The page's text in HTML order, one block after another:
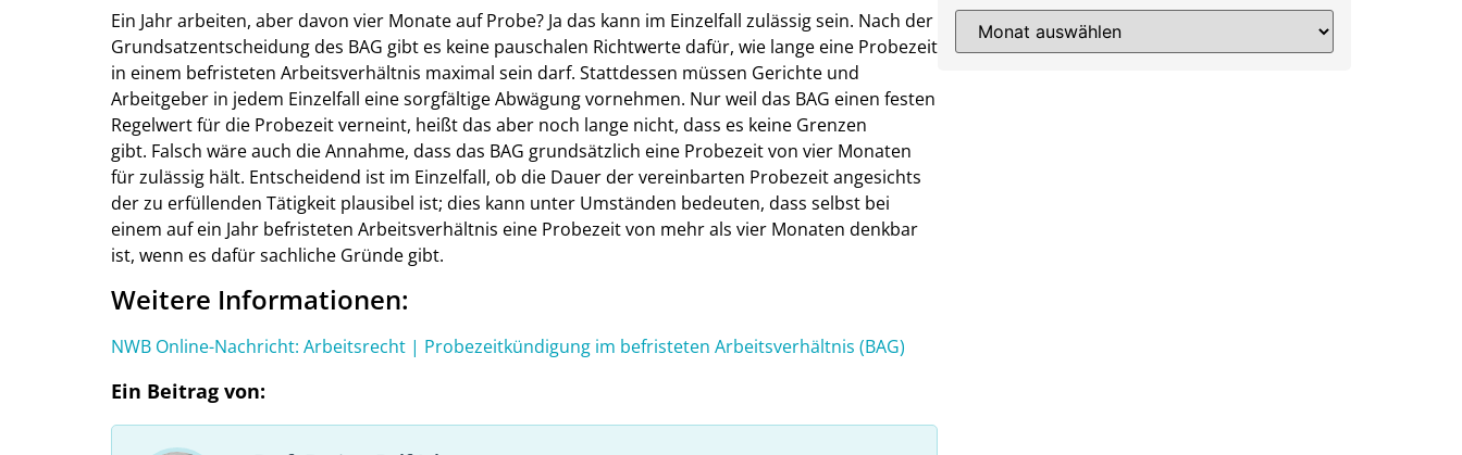
Ein Jahr arbeiten, aber davon vier Monate auf Probe? Ja das kann im Einzelfall zulässig sein. Nach der
Grundsatzentscheidung des BAG gibt es keine pauschalen Richtwerte dafür, wie lange eine Probezeit
in einem befristeten Arbeitsverhältnis maximal sein darf. Stattdessen müssen Gerichte und
Arbeitgeber in jedem Einzelfall eine sorgfältige Abwägung vornehmen. Nur weil das BAG einen festen
Regelwert für die Probezeit verneint, heißt das aber noch lange nicht, dass es keine Grenzen
gibt. Falsch wäre auch die Annahme, dass das BAG grundsätzlich eine Probezeit von vier Monaten
für zulässig hält. Entscheidend ist im Einzelfall, ob die Dauer der vereinbarten Probezeit angesichts
der zu erfüllenden Tätigkeit plausibel ist; dies kann unter Umständen bedeuten, dass selbst bei
einem auf ein Jahr befristeten Arbeitsverhältnis eine Probezeit von mehr als vier Monaten denkbar
ist, wenn es dafür sachliche Gründe gibt.
Weitere Informationen:
NWB Online-Nachricht: Arbeitsrecht | Probezeitkündigung im befristeten Arbeitsverhältnis (BAG)
Ein Beitrag von: